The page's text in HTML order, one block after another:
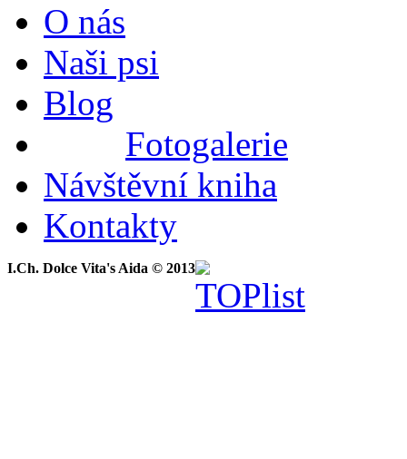
O nás
Naši psi
Blog
Fotogalerie
Návštěvní kniha
Kontakty
I.Ch. Dolce Vita's Aida © 2013